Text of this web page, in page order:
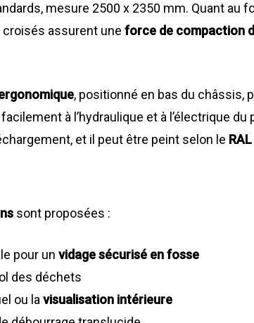
mesure 2500 x 2350 mm. Quant au
croisés assurent une force de compaction
, positionné en bas du châssis,
à l’hydraulique et à l’électrique du
et il peut être peint selon le
sont proposées :
pour un vidage sécurisé en fosse
des déchets
ou la visualisation intérieure